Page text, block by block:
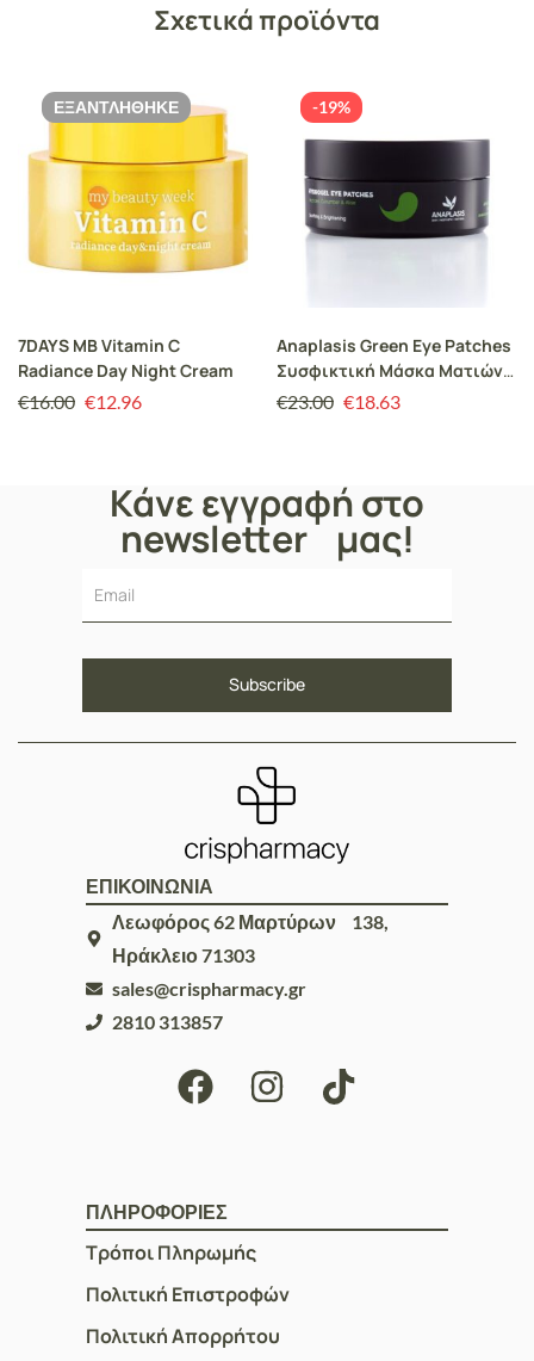
Σχετικά προϊόντα
ΕΞΑΝΤΛΉΘΗΚΕ
7DAYS MB Vitamin C
Radiance Day Night Cream
€16.00 €12.96
-19%
Anaplasis Green Eye Patches
Συσφικτική Μάσκα Ματιών,
60 patches
€23.00 €18.63
Κάνε εγγραφή στο
newsletter μας!
ΕΠΙΚΟΙΝΩΝΙΑ
Λεωφόρος 62 Μαρτύρων 138,
Ηράκλειο 71303
sales@crispharmacy.gr
2810 313857
ΠΛΗΡΟΦΟΡΙΕΣ
Τρόποι Πληρωμής
Πολιτική Επιστροφών
Πολιτική Απορρήτου